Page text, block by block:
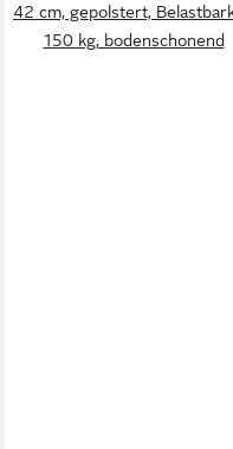
42 cm, gepolstert,
150 kg, bodenschonend